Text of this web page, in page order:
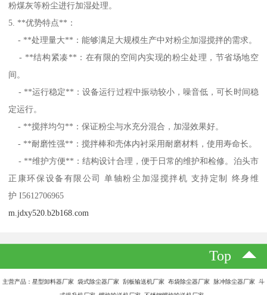
粉煤灰等粉尘进行加湿处理。
5. **优势特点**：
- **处理量大**：能够满足大规模生产中对粉尘加湿搅拌的需求。
- **结构紧凑**：在有限的空间内实现的粉尘处理，节省场地空
间。
- **运行稳定**：设备运行过程中振动较小，噪音低，可长时间稳
定运行。
- **搅拌均匀**：保证粉尘与水充分混合，加湿效果好。
- **耐磨性强**：搅拌棒和壳体内衬采用耐磨材料，使用寿命长。
- **维护方便**：结构设计合理，便于日常的维护和检修。泊头市
正康环保设备有限公司 单轴粉尘加湿搅拌机 支持定制 终身维
护 I5612706965
m.jdxy520.b2b168.com
Top
主营产品：星型卸料器厂家 袋式除尘器厂家 刮板输送机厂家 布袋除尘器厂家 脉冲除尘器厂家 斗